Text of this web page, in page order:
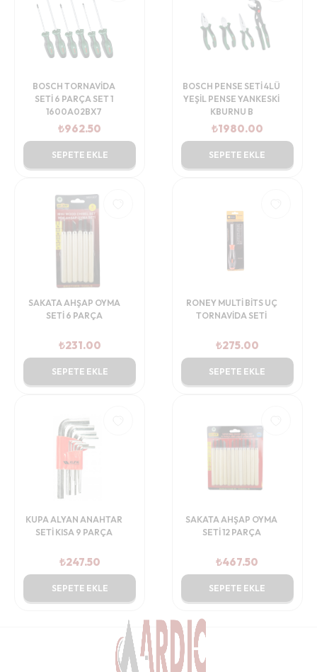
BOSCH TORNAVİDA
SETİ 6 PARÇA SET 1
1600A02BX7
₺962.50
SEPETE EKLE
BOSCH PENSE SETİ 4LÜ
YEŞİL PENSE YANKESKİ
KBURNU B
₺1980.00
SEPETE EKLE
SAKATA AHŞAP OYMA
SETİ 6 PARÇA
₺231.00
SEPETE EKLE
RONEY MULTİ BİTS UÇ
TORNAVİDA SETİ
₺275.00
SEPETE EKLE
KUPA ALYAN ANAHTAR
SETİ KISA 9 PARÇA
₺247.50
SEPETE EKLE
SAKATA AHŞAP OYMA
SETİ 12 PARÇA
₺467.50
SEPETE EKLE